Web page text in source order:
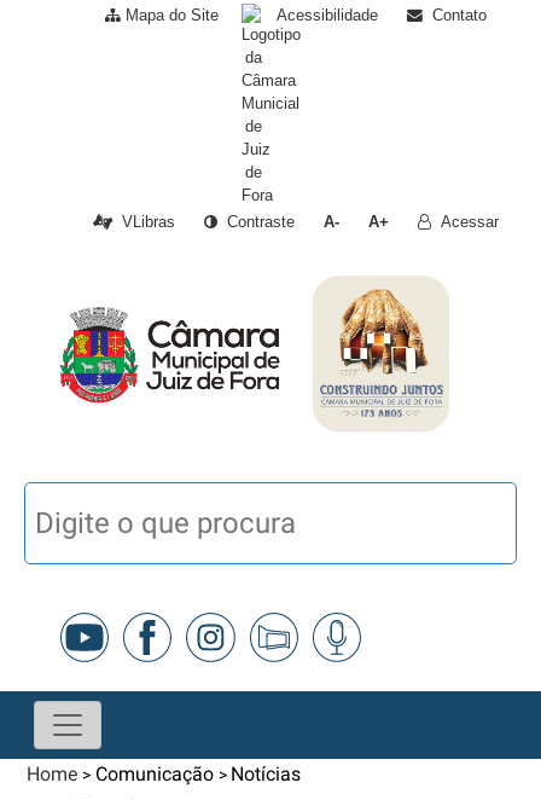
Mapa do Site Acessibilidade Contato
VLibras Contraste A- A+ Acessar
Home > Comunicação > Notícias